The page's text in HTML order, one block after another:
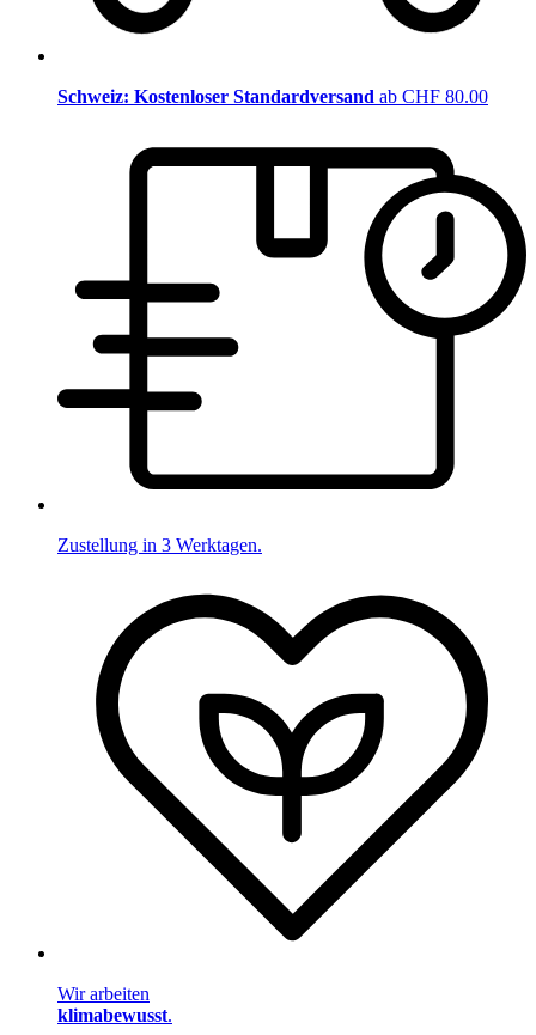
Schweiz: Kostenloser Standardversand ab CHF 80.00
Zustellung in 3 Werktagen.
Wir arbeiten
klimabewusst.